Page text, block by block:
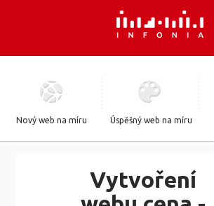
Vytvoření
Nový web na míru Úspěšný web na míru